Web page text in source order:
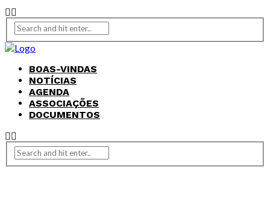
BOAS-VINDAS
NOTÍCIAS
AGENDA
ASSOCIAÇÕES
DOCUMENTOS